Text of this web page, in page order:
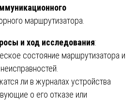
маршрутизатора.
и ход исследования:
состояние маршрутизатора и
ли в журналах устройства
о его отказе или